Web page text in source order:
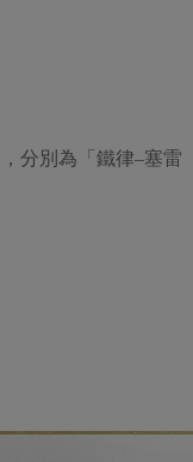
分別為「鐵律–塞雷